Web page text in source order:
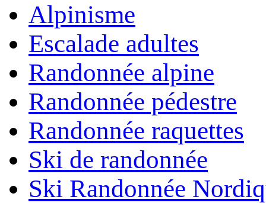
Alpinisme
Escalade adultes
Randonnée alpine
Randonnée pédestre
Randonnée raquettes
Ski de randonnée
Ski Randonnée